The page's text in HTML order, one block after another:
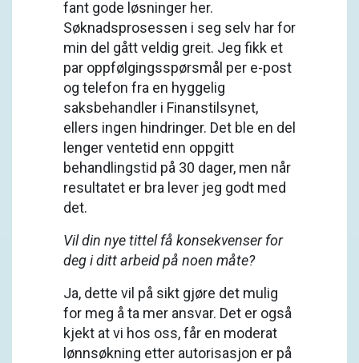
fant gode løsninger her.
Søknadsprosessen i seg selv har for
min del gått veldig greit. Jeg fikk et
par oppfølgingsspørsmål per e-post
og telefon fra en hyggelig
saksbehandler i Finanstilsynet,
ellers ingen hindringer. Det ble en del
lenger ventetid enn oppgitt
behandlingstid på 30 dager, men når
resultatet er bra lever jeg godt med
det.
Vil din nye tittel få konsekvenser for
deg i ditt arbeid på noen måte?
Ja, dette vil på sikt gjøre det mulig
for meg å ta mer ansvar. Det er også
kjekt at vi hos oss, får en moderat
lønnsøkning etter autorisasjon er på